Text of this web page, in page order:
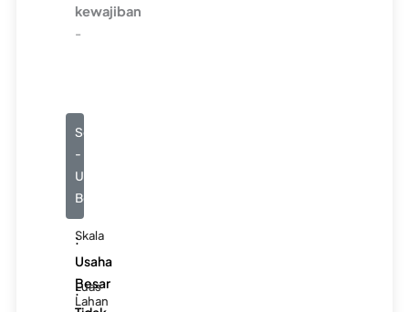
kewajiban
-
Seluruhnya
-
Usaha
Besar
Skala
:
Usaha
Besar
Luas
Lahan
: